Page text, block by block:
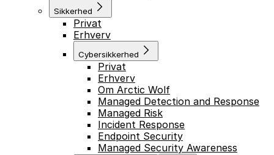
Sikkerhed
Privat
Erhverv
Cybersikkerhed
Privat
Erhverv
Om Arctic Wolf
Managed Detection and Response
Managed Risk
Incident Response
Endpoint Security
Managed Security Awareness